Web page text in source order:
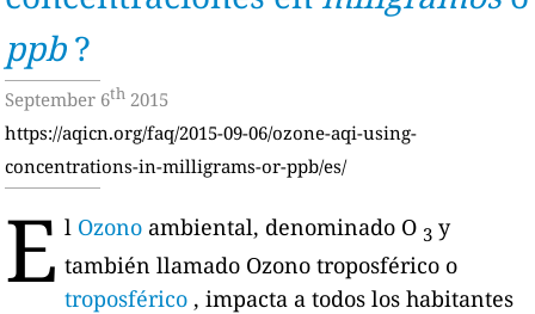
ppb?
September 6th 2015
https://aqicn.org/faq/2015-09-06/ozone-aqi-using-
concentrations-in-milligrams-or-ppb/es/
E l Ozonoambiental, denominado O 3 y
también llamado Ozono troposférico o
troposférico, impacta a todos los habitantes